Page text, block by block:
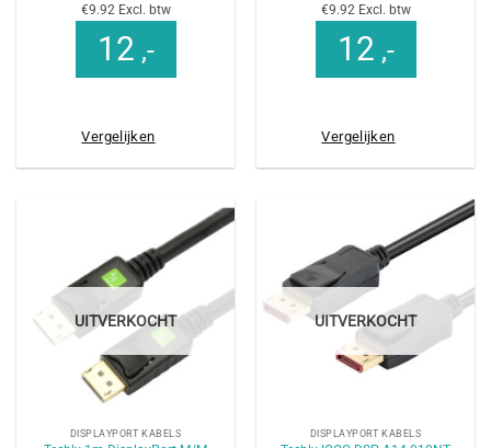
€9.92 Excl. btw
12 ,-
Vergelijken
€9.92 Excl. btw
12 ,-
Vergelijken
UITVERKOCHT
DISPLAYPORT KABELS
UITVERKOCHT
DISPLAYPORT KABELS